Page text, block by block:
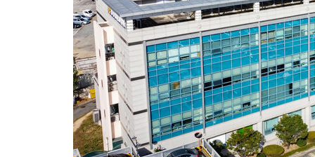
[속보]코스피 매도사이드카 발동…4%대 급락
[속보]전남광주 초대 시민추천 부시장에 백승주·윤난실
서울 열대야 15일째 지속…비공식 '초열대야' 30도 넘어
[속보]코스닥, 2.15포인트(0.27%) 내린 797.44 출발
[속보]코스피, 119.51포인트(1.81%) 내린 6478.75 개장
6월 경상수지 497.3억 달러…두 달 연속 사상 최대
서울 낮 39도 '폭염중대경보'…40도 관측 가능성도
미 워싱턴주 스포캔 시의 통제불능 3개 산불, 방화선 일부 구축